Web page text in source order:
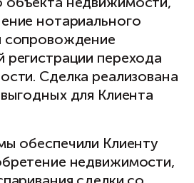
нотариального
сопровождение
регистрации перехода
Сделка реализована
для Клиента
обеспечили Клиенту
недвижимости,